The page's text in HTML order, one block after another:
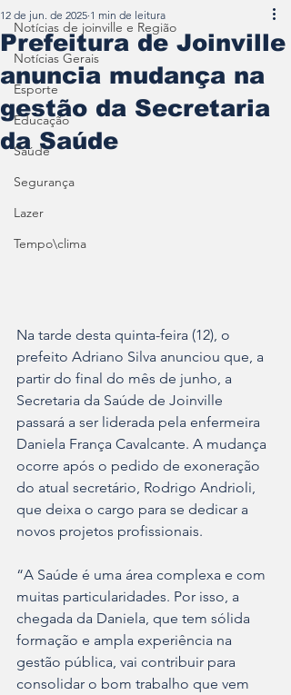
Notícias de joinville e Região
Notícias Gerais
Esporte
Educação
Saúde
Segurança
Lazer
Tempo\clima
Prefeitura de Joinville
anuncia mudança na
gestão da Secretaria
da Saúde
12 de jun. de 2025 1 min de leitura
Na tarde desta quinta-feira (12), o
prefeito Adriano Silva anunciou que, a
partir do final do mês de junho, a
Secretaria da Saúde de Joinville
passará a ser liderada pela enfermeira
Daniela França Cavalcante. A mudança
ocorre após o pedido de exoneração
do atual secretário, Rodrigo Andrioli,
que deixa o cargo para se dedicar a
novos projetos profissionais.
“A Saúde é uma área complexa e com
muitas particularidades. Por isso, a
chegada da Daniela, que tem sólida
formação e ampla experiência na
gestão pública, vai contribuir para
consolidar o bom trabalho que vem